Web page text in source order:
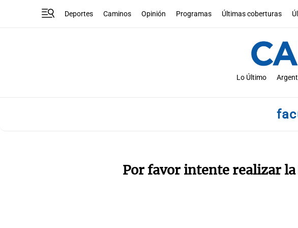
Deportes Caminos Opinión Programas Últimas coberturas
Lo Último
Por favor intente realizar la